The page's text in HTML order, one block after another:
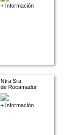
+ Información
Ntra Sra.
de Rocamadur
+ Información